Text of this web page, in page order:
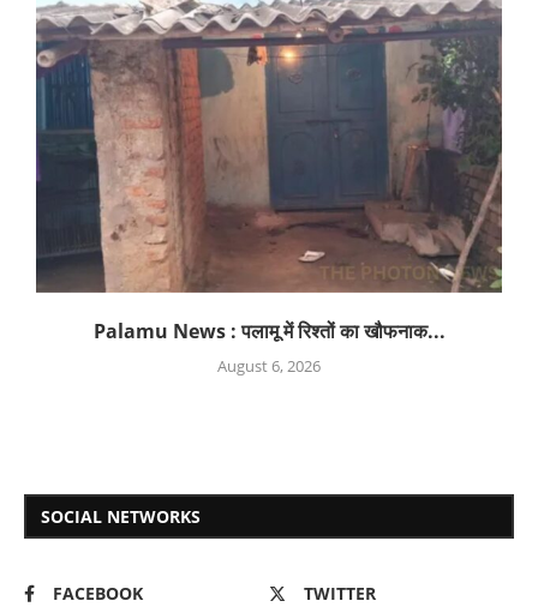
Palamu News : पलामू में रिश्तों का खौफनाक...
August 6, 2026
SOCIAL NETWORKS
FACEBOOK
TWITTER